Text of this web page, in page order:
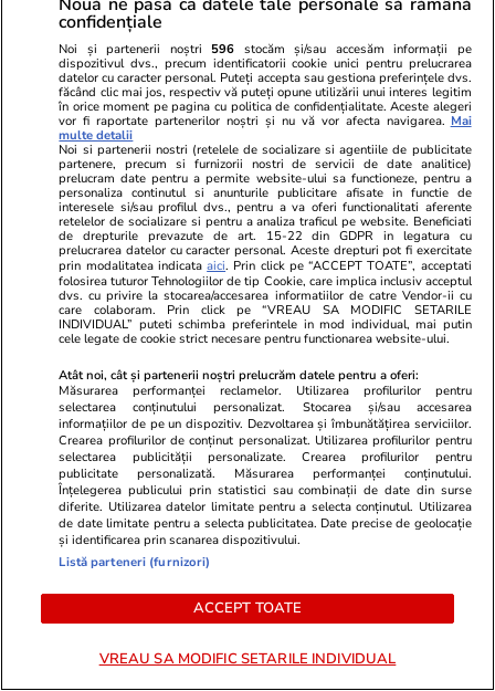
o casă din Caransebeș
09:00
De la muncitorul eroic la
votantul antipatic: două fețe ale
clasei populare
06:57
Tăcerea mieilor
20 iul.
Grindeanu + Fritz, mai nociv
pentru România decât regimul
confidențiale
Noi și partenerii noștri 596 stocăm și/sau accesăm informații pe
dispozitivul dvs., precum identificatorii cookie unici pentru prelucrarea
datelor cu caracter personal. Puteți accepta sau gestiona preferințele dvs.
făcând clic mai jos, respectiv vă puteți opune utilizării unui interes legitim
în orice moment pe pagina cu politica de confidențialitate. Aceste alegeri
vor fi raportate partenerilor noștri și nu vă vor afecta navigarea. Mai
multe detalii
Noi si partenerii nostri (retelele de socializare si agentiile de publicitate
partenere, precum si furnizorii nostri de servicii de date analitice)
prelucram date pentru a permite website-ului sa functioneze, pentru a
personaliza continutul si anunturile publicitare afisate in functie de
interesele si/sau profilul dvs., pentru a va oferi functionalitati aferente
retelelor de socializare si pentru a analiza traficul pe website. Beneficiati
de drepturile prevazute de art. 15-22 din GDPR in legatura cu
prelucrarea datelor cu caracter personal. Aceste drepturi pot fi exercitate
prin modalitatea indicataaici. Prin click pe “ACCEPT TOATE”, acceptati
folosirea tuturor Tehnologiilor de tip Cookie, care implica inclusiv acceptul
dvs. cu privire la stocarea/accesarea informatiilor de catre Vendor-ii cu
care colaboram. Prin click pe “VREAU SA MODIFIC SETARILE
INDIVIDUAL” puteti schimba preferintele in mod individual, mai putin
cele legate de cookie strict necesare pentru functionarea website-ului.
Atât noi, cât și partenerii noștri prelucrăm datele pentru a oferi:
Măsurarea performanței reclamelor. Utilizarea profilurilor pentru
selectarea conținutului personalizat. Stocarea și/sau accesarea
informațiilor de pe un dispozitiv. Dezvoltarea și îmbunătățirea serviciilor.
Crearea profilurilor de conținut personalizat. Utilizarea profilurilor pentru
selectarea publicității personalizate. Crearea profilurilor pentru
publicitate personalizată. Măsurarea performanței conținutului.
Înțelegerea publicului prin statistici sau combinații de date din surse
diferite. Utilizarea datelor limitate pentru a selecta conținutul. Utilizarea
de date limitate pentru a selecta publicitatea. Date precise de geolocație
și identificarea prin scanarea dispozitivului.
Listă parteneri (furnizori)
ACCEPT TOATE
VREAU SA MODIFIC SETARILE INDIVIDUAL